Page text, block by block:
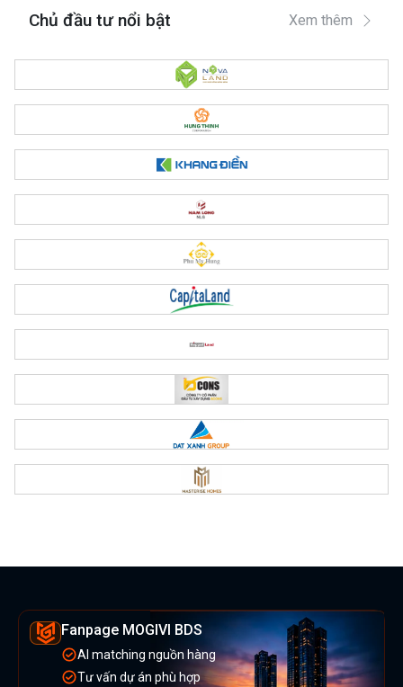
Chủ đầu tư nổi bật Xem thêm
Fanpage MOGIVI BDS
AI matching nguồn hàng
Tư vấn dự án phù hợp